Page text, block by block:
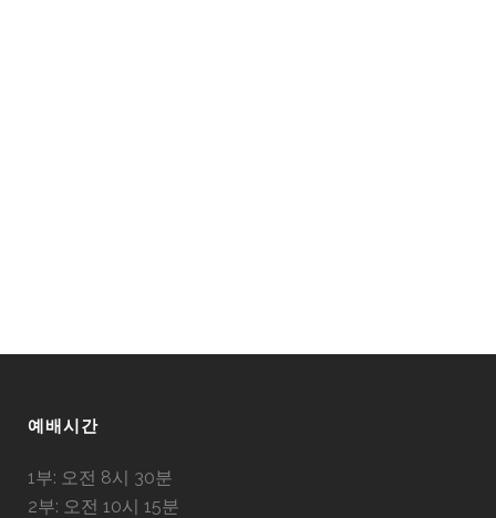
예배시간
1부: 오전 8시 30분
2부: 오전 10시 15분